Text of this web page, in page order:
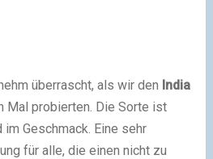
überrascht, als wir den India
Mal probierten. Die Sorte ist
Geschmack. Eine sehr
für alle, die einen nicht zu